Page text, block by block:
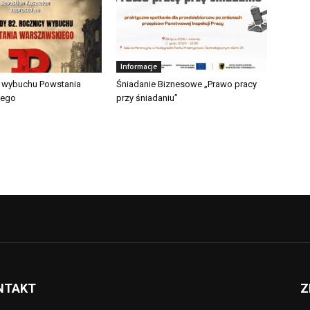
Powstania
Informacje
Śniadanie Biznesowe „Prawo pracy
przy śniadaniu”